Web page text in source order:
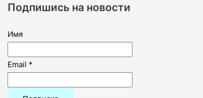
Подпишись на новости
Имя
Email *